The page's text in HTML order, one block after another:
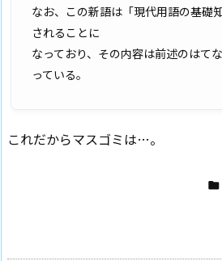
なお、この新語は「現代用語の基礎
されることに
なっており、その内容は前述のはて
っている。
これだからマスゴミは…。
